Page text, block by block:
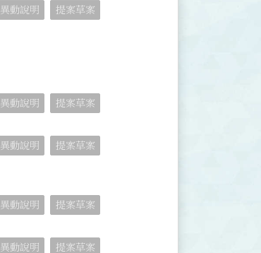
異動說明 提案草案
異動說明 提案草案
異動說明 提案草案
異動說明 提案草案
異動說明 提案草案